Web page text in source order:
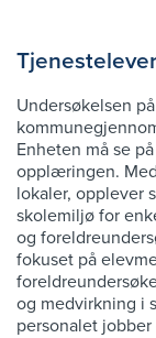
Undersøkelsen
Enheten må se
opplæringen.
lokaler, opplever
skolemiljø for
og
fokuset på
og medvirkning i
personalet